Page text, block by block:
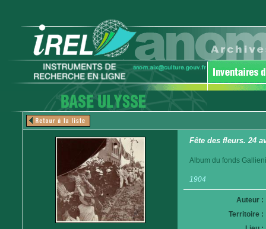
Fête des fleurs. 24
Album du fonds
1904
Auteur :
Territoire :